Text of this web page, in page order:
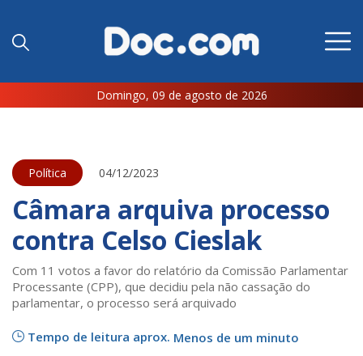
Domingo, 09 de agosto de 2026
Política 04/12/2023
Câmara arquiva processo
contra Celso Cieslak
Com 11 votos a favor do relatório da Comissão Parlamentar
Processante (CPP), que decidiu pela não cassação do
parlamentar, o processo será arquivado
Tempo de leitura aprox. Menos de um minuto